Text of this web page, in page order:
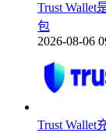
Trust Wallet
包
2026-08-06
Trust Wallet